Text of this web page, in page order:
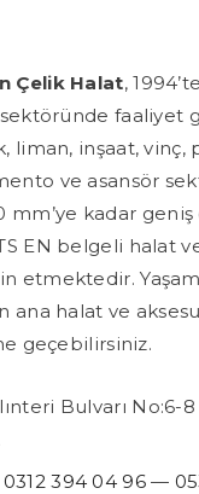
Çelik Halat,
faaliyet
liman, inşaat, vinç,
ve asansör
mm’ye kadar geniş
EN belgeli halat
etmektedir.
ana halat ve
geçebilirsiniz.
Bulvarı No:6-
0312 394 04 96—